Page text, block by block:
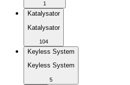
1
Katalysator
Katalysator
104
Keyless System
Keyless System
5